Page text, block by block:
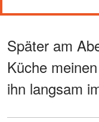
Später am
Küche
ihn langsam